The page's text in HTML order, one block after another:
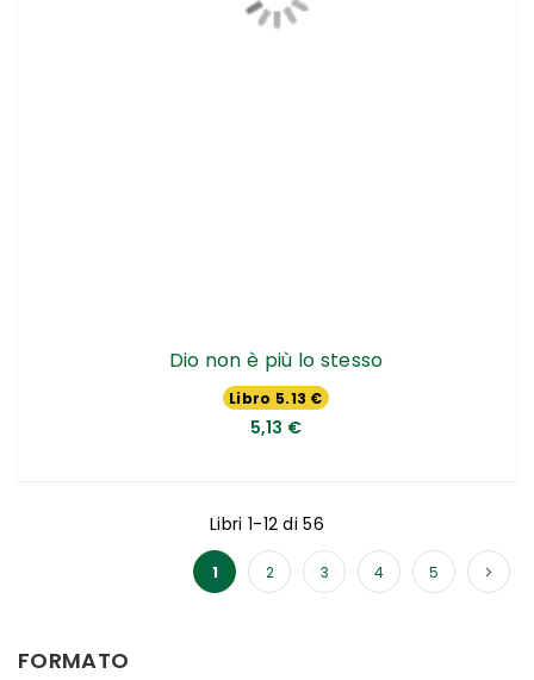
Dio non è più lo stesso
Libro 5.13 €
5,13 €
Libri 1-12 di56
Attualmente stai leggendo la pagina
1
Pagina
2
Pagina
3
Pagina
4
Pagina
5
FORMATO